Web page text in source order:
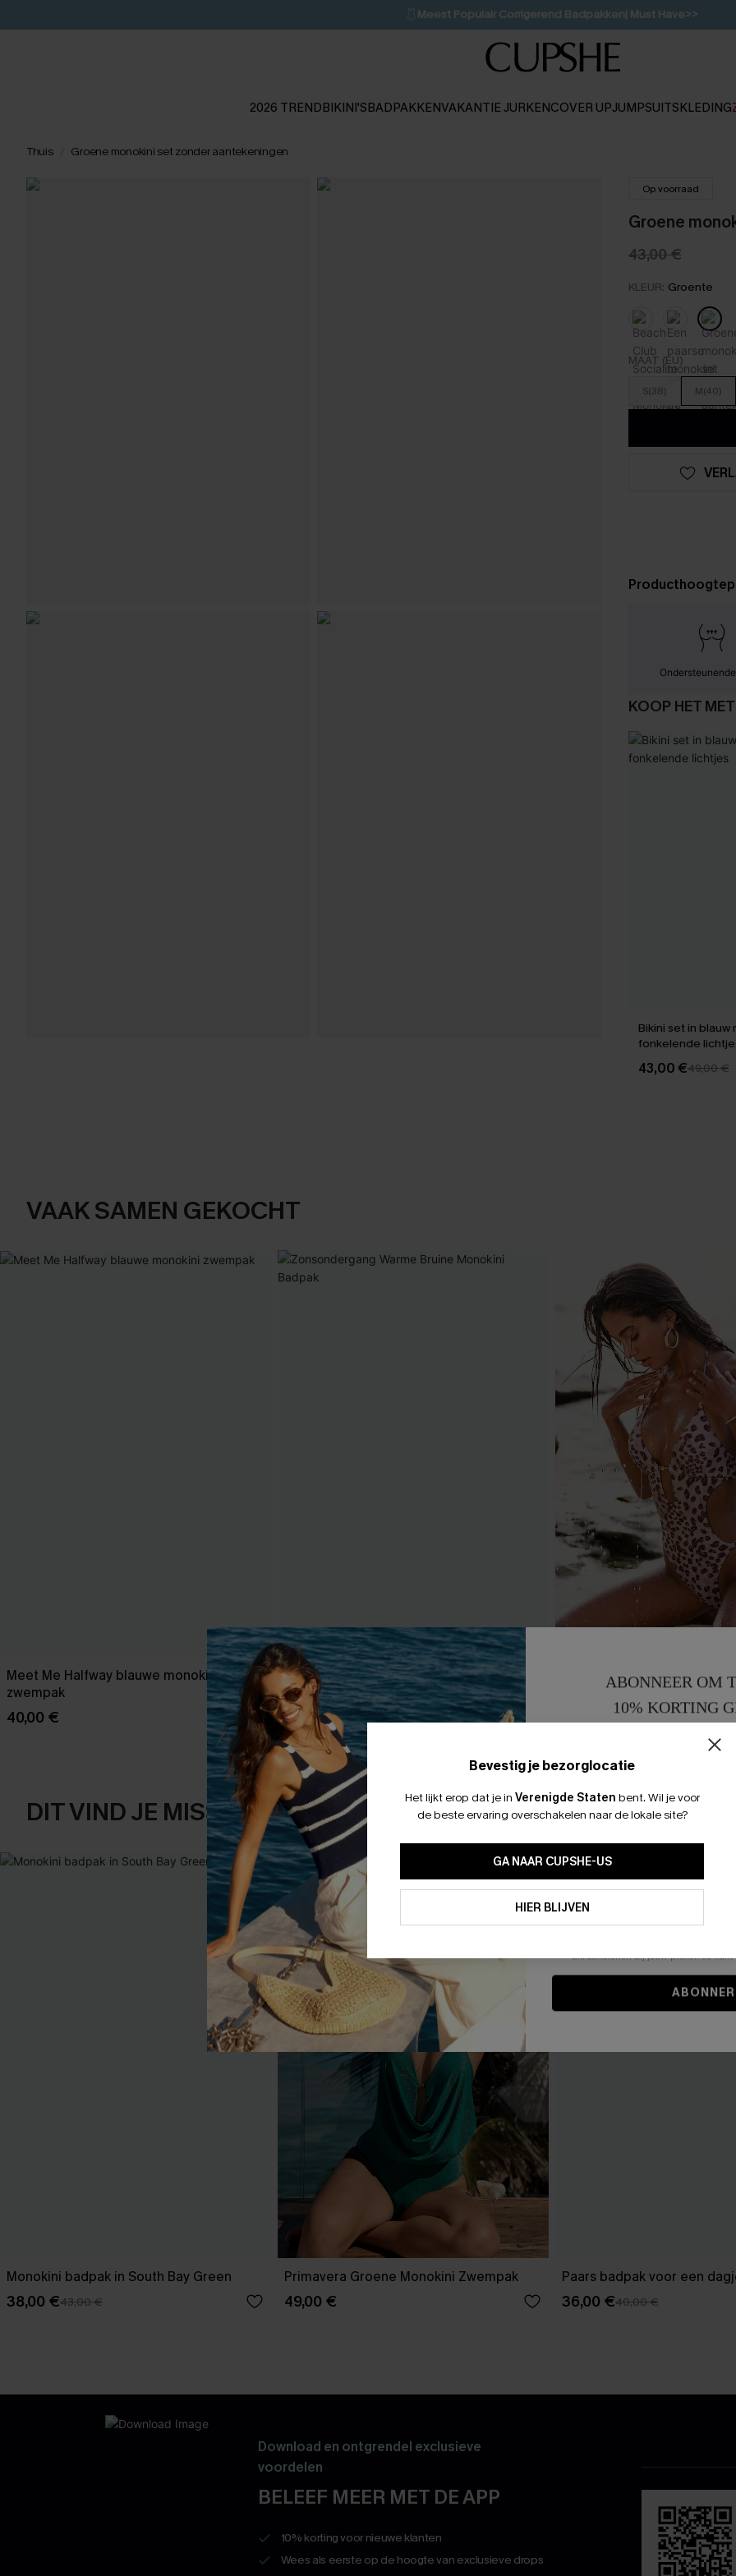
🩱 Meest Populair Corrigerend Badpakken| Must Have>>
💌Abonneer je & ontvang tot 15% korting>>
Koop 3, krijg 15% korting | CODE: SW15
2026 TRENDBIKINI'SBADPAKKENVAKANTIE JURKENCOVER UPJUMPSUITSKLEDING
Thuis Groene monokini set zonder aantekeningen
Op voorraad
Groene
43,00 €
KLEUR: Groente
MAAT (EU)
S(38) M(40)
KOOP HET MET
Bikini set in blauw
fonkelende
43,00 €49,00 €
VAAK SAMEN GEKOCHT
Meet Me Halfway blauwe monokini
zwempak
40,00 €
Zonsondergang Warme Bruine Monokini
Badpak
43,00 €49,00 €
Langs de kust: Monokini
43,00 €
DIT VIND JE MISSCHIEN OOK LEUK
Monokini badpak in South Bay Green
38,00 €43,00 €
Primavera Groene Monokini Zwempak
49,00 €
Paars badpak voor een
36,00 €40,00 €
Download en ontgrendel exclusieve
voordelen
BELEEF MEER MET DE APP
10% korting voor nieuwe klanten
Wees als eerste op de hoogte van exclusieve drops
Bevestig je bezorglocatie
Het lijkt erop dat je in Verenigde Staten bent. Wil je voor
de beste ervaring overschakelen naar de lokale site?
GA NAAR CUPSHE-US
HIER BLIJVEN
ABONNEER OM
10% KORTING
15%
Door je contactgegevens in te
Algemene
stemt er tevens mee in om
en gepersonaliseerde
winkelwagen) en e-mails van
niet vereist voor een aankoop. We
informatie gebruiken om producten
die aansluiten bij jouw profiel. Je